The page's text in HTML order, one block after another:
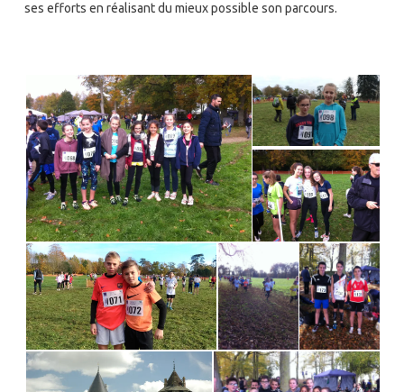
ses efforts en réalisant du mieux possible son parcours.